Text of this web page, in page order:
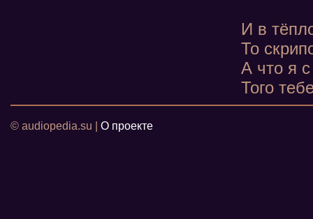
И в
То
А что я с
Того
© audiopedia.su | О проекте